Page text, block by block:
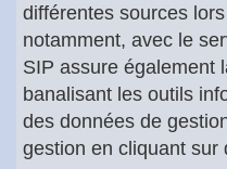
différentes sources
notamment, avec le
SIP assure également
banalisant les outils
des données de
gestion en cliquant sur